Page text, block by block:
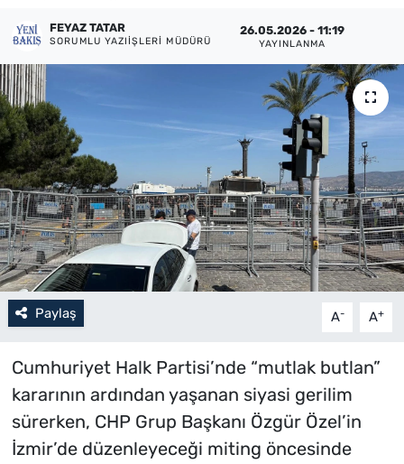
FEYAZ TATAR
SORUMLU YAZIIŞLERI MÜDÜRÜ
26.05.2026 - 11:19
YAYINLANMA
Paylaş A- A+
Cumhuriyet Halk Partisi’nde “mutlak butlan”
kararının ardından yaşanan siyasi gerilim
sürerken, CHP Grup Başkanı Özgür Özel’in
İzmir’de düzenleyeceği miting öncesinde